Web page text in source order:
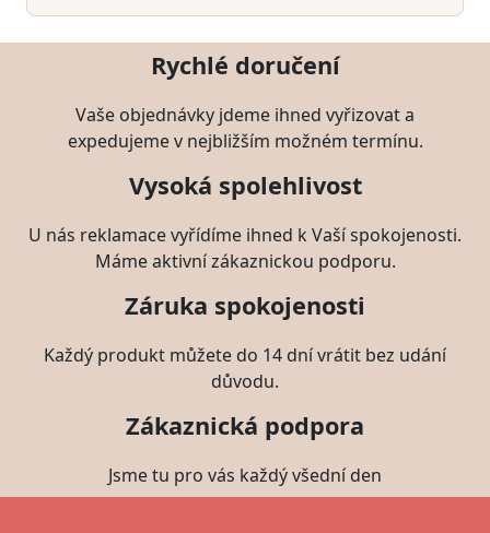
Rychlé doručení
Vaše objednávky jdeme ihned vyřizovat a
expedujeme v nejbližším možném termínu.
Vysoká spolehlivost
U nás reklamace vyřídíme ihned k Vaší spokojenosti.
Máme aktivní zákaznickou podporu.
Záruka spokojenosti
Každý produkt můžete do 14 dní vrátit bez udání
důvodu.
Zákaznická podpora
Jsme tu pro vás každý všední den